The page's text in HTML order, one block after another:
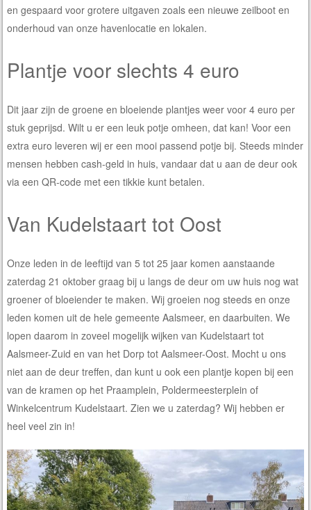
en gespaard voor grotere uitgaven zoals een nieuwe zeilboot en
onderhoud van onze havenlocatie en lokalen.
Plantje voor slechts 4 euro
Dit jaar zijn de groene en bloeiende plantjes weer voor 4 euro per
stuk geprijsd. Wilt u er een leuk potje omheen, dat kan! Voor een
extra euro leveren wij er een mooi passend potje bij. Steeds minder
mensen hebben cash-geld in huis, vandaar dat u aan de deur ook
via een QR-code met een tikkie kunt betalen.
Van Kudelstaart tot Oost
Onze leden in de leeftijd van 5 tot 25 jaar komen aanstaande
zaterdag 21 oktober graag bij u langs de deur om uw huis nog wat
groener of bloeiender te maken. Wij groeien nog steeds en onze
leden komen uit de hele gemeente Aalsmeer, en daarbuiten. We
lopen daarom in zoveel mogelijk wijken van Kudelstaart tot
Aalsmeer-Zuid en van het Dorp tot Aalsmeer-Oost. Mocht u ons
niet aan de deur treffen, dan kunt u ook een plantje kopen bij een
van de kramen op het Praamplein, Poldermeesterplein of
Winkelcentrum Kudelstaart. Zien we u zaterdag? Wij hebben er
heel veel zin in!